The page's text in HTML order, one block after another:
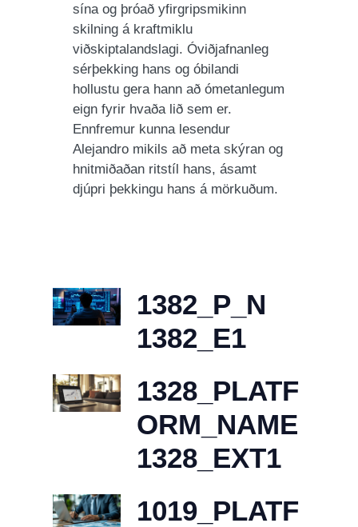
sína og þróað yfirgripsmikinn
skilning á kraftmiklu
viðskiptalandslagi. Óviðjafnanleg
sérþekking hans og óbilandi
hollustu gera hann að ómetanlegum
eign fyrir hvaða lið sem er.
Ennfremur kunna lesendur
Alejandro mikils að meta skýran og
hnitmiðaðan ritstíl hans, ásamt
djúpri þekkingu hans á mörkuðum.
1382_P_N
1382_E1
1328_PLATF
ORM_NAME
1328_EXT1
1019_PLATF